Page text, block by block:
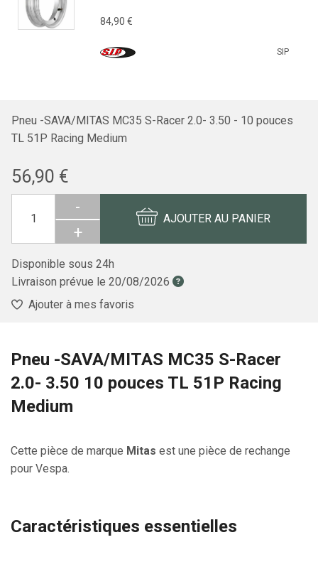
84,90 €
SIP
Pneu -SAVA/MITAS MC35 S-Racer 2.0- 3.50 - 10 pouces
TL 51P Racing Medium
56,90 €
-
+
AJOUTER AU PANIER
Disponible sous 24h
Livraison prévue le 20/08/2026
Ajouter à mes favoris
Pneu -SAVA/MITAS MC35 S-Racer
2.0- 3.50 10 pouces TL 51P Racing
Medium
Cette pièce de marque Mitas est une pièce de rechange
pour Vespa.
Caractéristiques essentielles